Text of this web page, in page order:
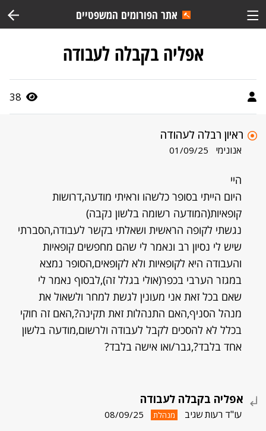
אתר הפורומים המשפטיים
אפליה בקבלה לעבודה
38
ראיון רבלה לעהודה
אנונימי 01/09/25
היי
היום הייתי בסופר כלשהו וראיתי מודעה,דרושות
קופאיות(המודעה רשומה בלשון נקבה)
נגשתי לקופה הראשית ושאלתי בקשר לעבודה,הסברתי
שיש לי נסיון רב ונאמר לי שהם מחפשים קופאיות
והעבודה היא לקופאיות ולא לקופאים,הסופר נמצא
במגזר הערבי בכפר(אולי בגלל זה),לבסוף נאמר לי
שאם בכל זאת אני מעונין לגשת למחר ולשאול את
מנהל הסניף,האם התנהלות זאת תקינה?,האם זה חוקי
בכלל לא להסכים לקבל לעבודה ולרשום,מודעה בלשון
אחד בלבד?,גבר/ואו אישה בלבד?
אפליה בקבלה לעבודה
עו"ד רעות שגיב מנהלת 08/09/25